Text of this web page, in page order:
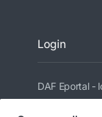
Login
DAF Eportal -